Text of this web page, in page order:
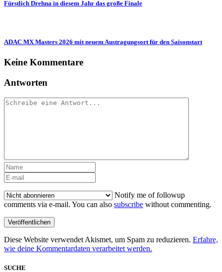
Fürstlich Drehna in diesem Jahr das große Finale
ADAC MX Masters 2026 mit neuem Austragungsort für den Saisonstart
Keine Kommentare
Antworten
Notify me of followup
comments via e-mail. You can also subscribe without commenting.
Diese Website verwendet Akismet, um Spam zu reduzieren. Erfahre,
wie deine Kommentardaten verarbeitet werden.
SUCHE